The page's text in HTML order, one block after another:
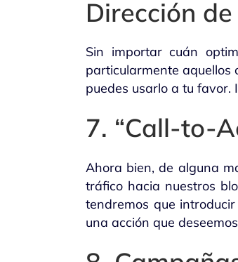
Dirección
Sin importar cuán
particularmente aquellos
puedes usarlo a tu
7. “Call-to-
Ahora bien, de alguna
tráfico hacia nuestros
tendremos que
una acción que